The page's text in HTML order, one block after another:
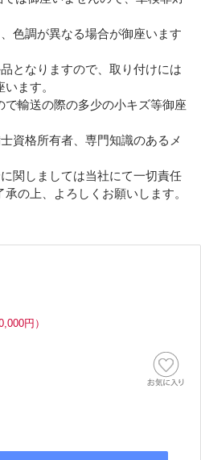
色調が異なる場合が御座います
となりますので、取り付けには
ます。
で輸送の際の多少の小キズ等御座
資格所有者、専門知識のあるメ
関しましては当社にて一切責任
の上、よろしくお願いします。
円）